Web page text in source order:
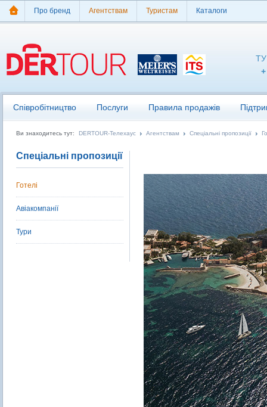
Про бренд Агентствам Туристам Каталоги
Співробітництво Послуги Правила продажів
Ви знаходитесь тут: DERTOUR-Телехаус Агентствам Спеціальні пропозиції
Спеціальні пропозиції
Готелі
Авіакомпанії
Тури